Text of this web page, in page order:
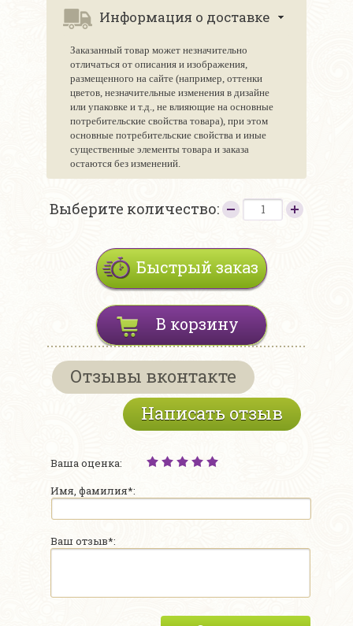
Информация о доставке
Заказанный товар может незначительно
отличаться от описания и изображения,
размещенного на сайте (например, оттенки
цветов, незначительные изменения в дизайне
или упаковке и т.д., не влияющие на основные
потребительские свойства товара), при этом
основные потребительские свойства и иные
существенные элементы товара и заказа
остаются без изменений.
Выберите количество:
Быстрый заказ
В корзину
Отзывы вконтакте
Написать отзыв
Ваша оценка:
Имя, фамилия*:
Ваш отзыв*: